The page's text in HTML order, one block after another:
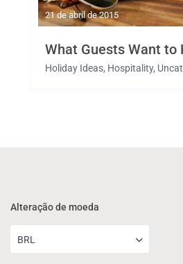
21 de abril de 2015
What Guests Want to
Holiday Ideas, Hospitality,
Alteração de moeda
BRL